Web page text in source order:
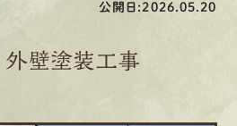
公開日:2026.05.20
壁塗装工事